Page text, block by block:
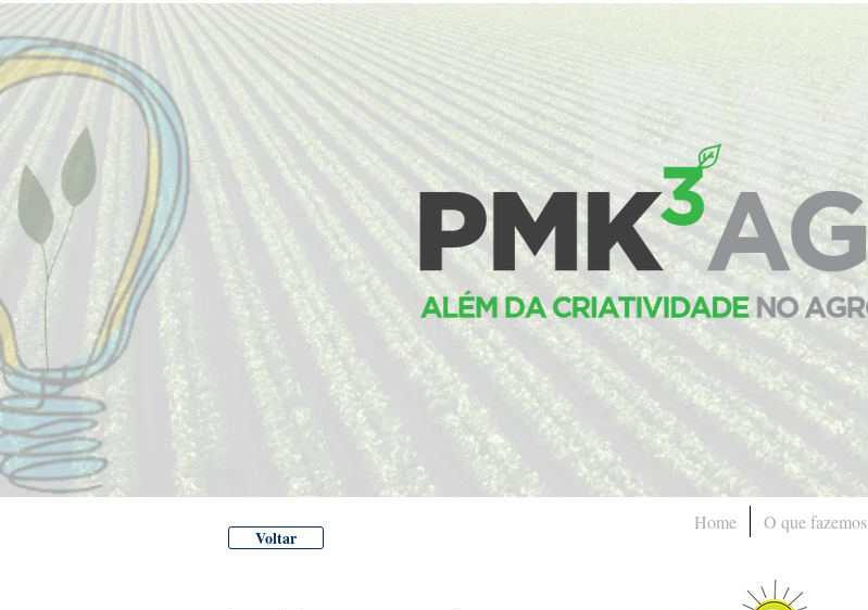
Voltar
Home O que fazemos